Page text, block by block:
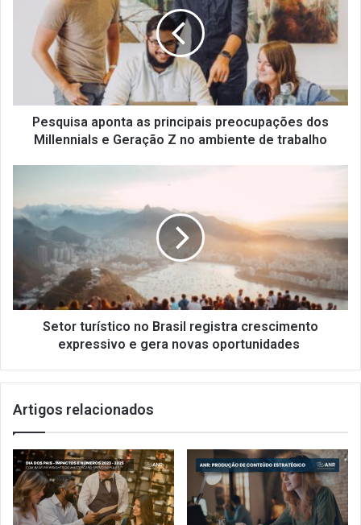
principais
preocupações
Millennials
Geração
Pesquisa aponta as principais preocupações dos
Millennials e Geração Z no ambiente de trabalho
no
Brasil
registra
crescimento
expressivo
gera
oportunidades
Setor turístico no Brasil registra crescimento
expressivo e gera novas oportunidades
Artigos relacionados